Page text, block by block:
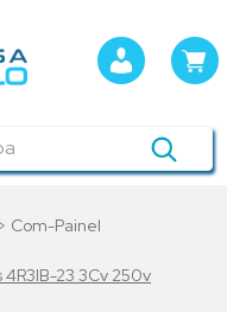
Com-Painel
23 3Cv 250v